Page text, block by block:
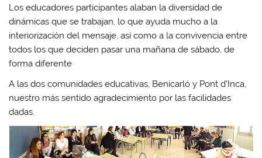
Los educadores participantes alaban la diversidad de
dinámicas que se trabajan, lo que ayuda mucho a la
interiorización del mensaje, así como a la convivencia entre
todos los que deciden pasar una mañana de sábado, de
forma diferente
A las dos comunidades educativas, Benicarló y Pont d’Inca,
nuestro más sentido agradecimiento por las facilidades
dadas.